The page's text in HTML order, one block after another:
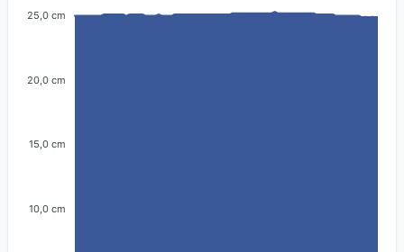
25,0 cm
20,0 cm
15,0 cm
10,0 cm